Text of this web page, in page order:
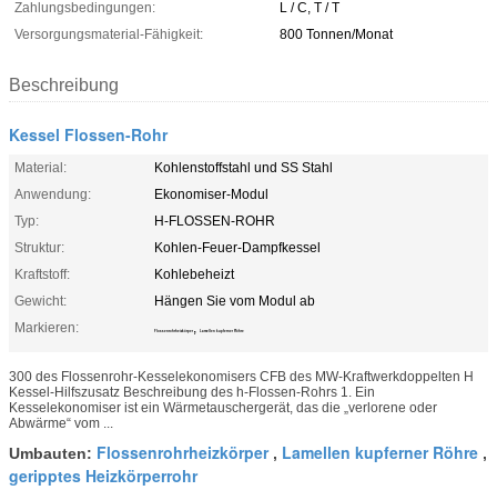
Zahlungsbedingungen:
L / C, T / T
Versorgungsmaterial-Fähigkeit:
800 Tonnen/Monat
Beschreibung
Kessel Flossen-Rohr
Material:
Kohlenstoffstahl und SS Stahl
Anwendung:
Ekonomiser-Modul
Typ:
H-FLOSSEN-ROHR
Struktur:
Kohlen-Feuer-Dampfkessel
Kraftstoff:
Kohlebeheizt
Gewicht:
Hängen Sie vom Modul ab
Markieren:
Flossenrohrheizkörper , Lamellen kupferner Röhre
300 des Flossenrohr-Kesselekonomisers CFB des MW-Kraftwerkdoppelten H
Kessel-Hilfszusatz Beschreibung des h-Flossen-Rohrs 1. Ein
Kesselekonomiser ist ein Wärmetauschergerät, das die „verlorene oder
Abwärme“ vom ...
Umbauten: Flossenrohrheizkörper, Lamellen kupferner Röhre ,
geripptes Heizkörperrohr